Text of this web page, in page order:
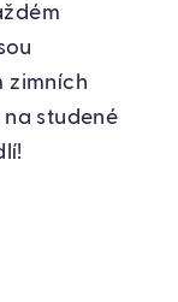
zimních
studené